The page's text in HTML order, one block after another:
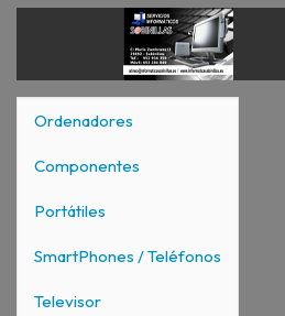
Ordenadores
Componentes
Portátiles
SmartPhones / Teléfonos
Televisor